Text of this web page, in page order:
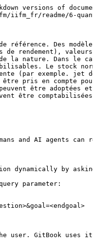
versions of
iifm_fr/readme/6-
Des
rendement), valeurs
la nature. Dans le
Le stock
(par exemple. jet
être pris en compte
être adoptées
être
and AI agents can
dynamically by
parameter:
user. GitBook uses